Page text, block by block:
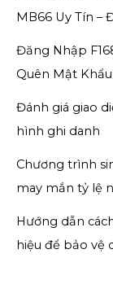
MB66 Uy Tín –
Đăng Nhập
Quên Mật Khẩu
Đánh giá giao
hình ghi danh
Chương trình
may mắn tỷ lệ
Hướng dẫn
hiệu để bảo vệ